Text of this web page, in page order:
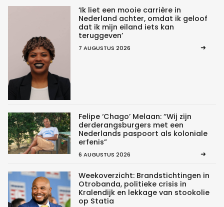
‘Ik liet een mooie carrière in
Nederland achter, omdat ik geloof
dat ik mijn eiland iets kan
teruggeven’
7 AUGUSTUS 2026
Felipe ‘Chago’ Melaan: “Wij zijn
derderangsburgers met een
Nederlands paspoort als koloniale
erfenis”
6 AUGUSTUS 2026
Weekoverzicht: Brandstichtingen in
Otrobanda, politieke crisis in
Kralendijk en lekkage van stookolie
op Statia